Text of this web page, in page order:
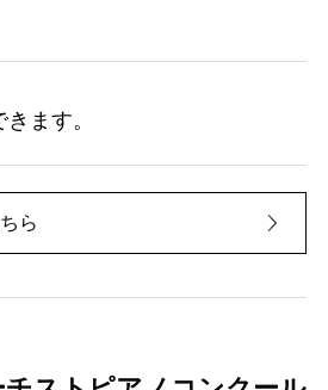
ます。
ら